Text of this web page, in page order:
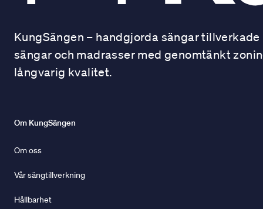
KungSängen – handgjorda sängar
sängar och madrasser med genomtänkt
långvarig kvalitet.
Om KungSängen
Om oss
Vår sängtillverkning
Hållbarhet